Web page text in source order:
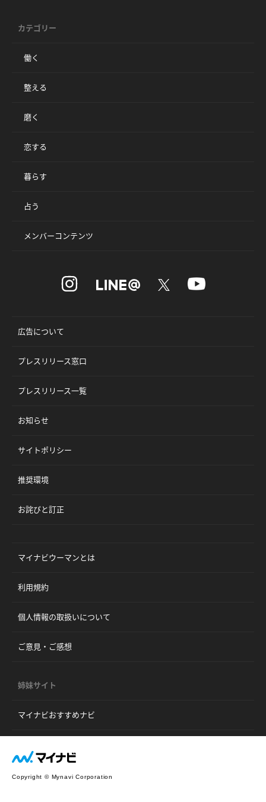
カテゴリー
働く
整える
磨く
恋する
暮らす
占う
メンバーコンテンツ
広告について
プレスリリース窓口
プレスリリース一覧
お知らせ
サイトポリシー
推奨環境
お詫びと訂正
マイナビウーマンとは
利用規約
個人情報の取扱いについて
ご意見・ご感想
姉妹サイト
マイナビおすすめナビ
Copyright © Mynavi Corporation